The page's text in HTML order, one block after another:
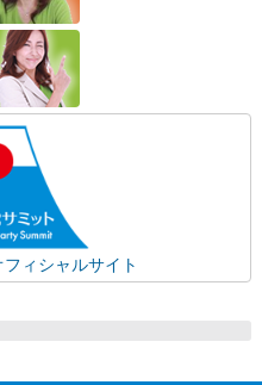
ィシャルサイト